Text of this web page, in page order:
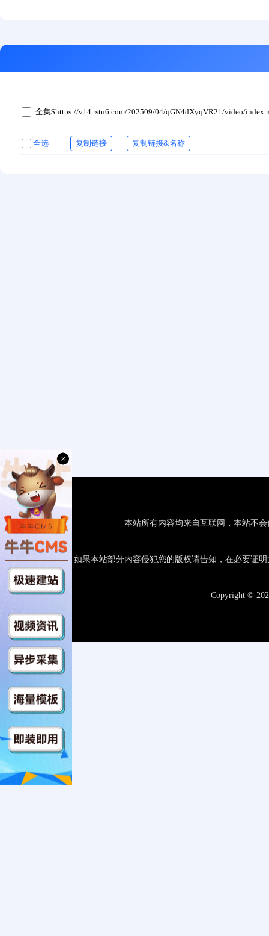
全集$https://v14.rstu6.com/202509/04/qGN4dXyqVR21/video/
全选 复制链接 复制链接&名称
本站所有内容均来自互联网，本站不
如果本站部分内容侵犯您的版权请告知，在必要证
Copyright ©
×